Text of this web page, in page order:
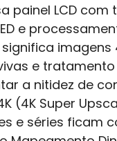
painel LCD
e
imagens
e tratamento
a nitidez de
(4K Super
e séries ficam